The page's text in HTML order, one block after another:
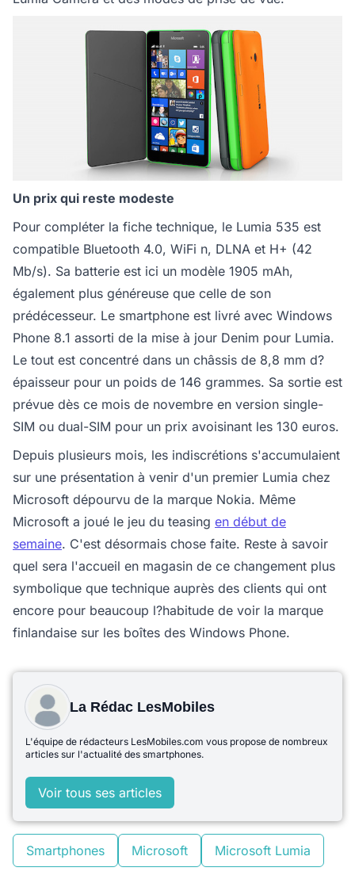
Un prix qui reste modeste
Pour compléter la fiche technique, le Lumia 535 est
compatible Bluetooth 4.0, WiFi n, DLNA et H+ (42
Mb/s). Sa batterie est ici un modèle 1905 mAh,
également plus généreuse que celle de son
prédécesseur. Le smartphone est livré avec Windows
Phone 8.1 assorti de la mise à jour Denim pour Lumia.
Le tout est concentré dans un châssis de 8,8 mm d?
épaisseur pour un poids de 146 grammes. Sa sortie est
prévue dès ce mois de novembre en version single-
SIM ou dual-SIM pour un prix avoisinant les 130 euros.
Depuis plusieurs mois, les indiscrétions s'accumulaient
sur une présentation à venir d'un premier Lumia chez
Microsoft dépourvu de la marque Nokia. Même
Microsoft a joué le jeu du teasing en début de
semaine. C'est désormais chose faite. Reste à savoir
quel sera l'accueil en magasin de ce changement plus
symbolique que technique auprès des clients qui ont
encore pour beaucoup l?habitude de voir la marque
finlandaise sur les boîtes des Windows Phone.
La Rédac LesMobiles
L'équipe de rédacteurs LesMobiles.com vous propose de nombreux
articles sur l'actualité des smartphones.
Voir tous ses articles
Smartphones Microsoft Microsoft Lumia